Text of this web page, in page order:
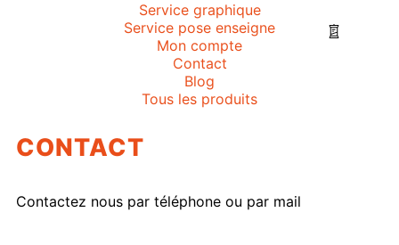
Service graphique
Service pose enseigne
Mon compte
Contact
Blog
Tous les produits
CONTACT
Contactez nous par téléphone ou par mail